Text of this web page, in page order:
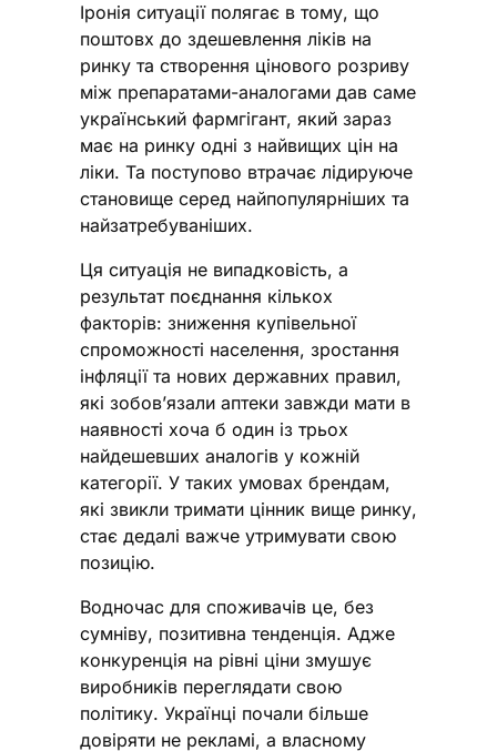
Іронія ситуації полягає в тому, що
поштовх до здешевлення ліків на
ринку та створення цінового розриву
між препаратами-аналогами дав саме
український фармгігант, який зараз
має на ринку одні з найвищих цін на
ліки. Та поступово втрачає лідируюче
становище серед найпопулярніших та
найзатребуваніших.
Ця ситуація не випадковість, а
результат поєднання кількох
факторів: зниження купівельної
спроможності населення, зростання
інфляції та нових державних правил,
які зобов’язали аптеки завжди мати в
наявності хоча б один із трьох
найдешевших аналогів у кожній
категорії. У таких умовах брендам,
які звикли тримати цінник вище ринку,
стає дедалі важче утримувати свою
позицію.
Водночас для споживачів це, без
сумніву, позитивна тенденція. Адже
конкуренція на рівні ціни змушує
виробників переглядати свою
політику. Українці почали більше
довіряти не рекламі, а власному